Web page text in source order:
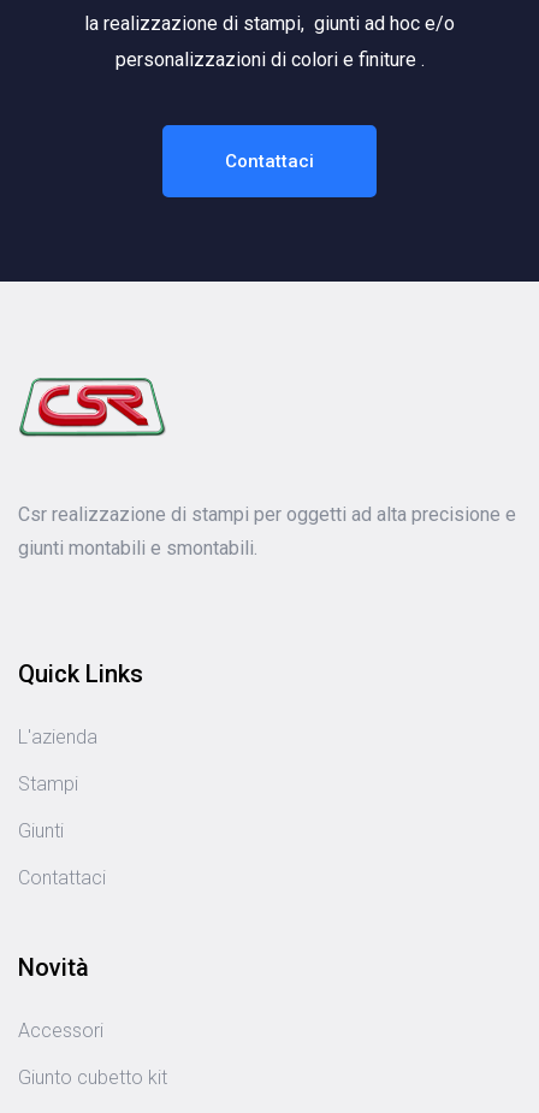
la realizzazione di stampi, giunti ad hoc e/o
personalizzazioni di colori e finiture .
Contattaci
Csr realizzazione di stampi per oggetti ad alta precisione e
giunti montabili e smontabili.
Quick Links
L'azienda
Stampi
Giunti
Contattaci
Novità
Accessori
Giunto cubetto kit